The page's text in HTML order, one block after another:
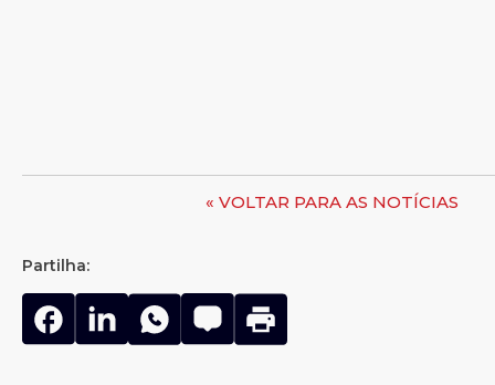
« VOLTAR PARA AS NOTÍCIAS
Partilha: